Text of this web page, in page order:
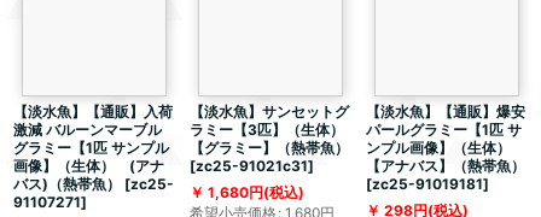
【淡水魚】【通販】入荷
激減 バルーンマーブル
グラミー【1匹 サンプル
画像】（生体） (アナ
バス)（熱帯魚）
[zc25-
91107271]
【淡水魚】サンセットグ
ラミー【3匹】（生体）
【グラミー】（熱帯魚）
[zc25-91021c31]
1,680円(税込)
希望小売価格: 1,680円
【淡水魚】【通販】爆安
パールグラミー【1匹 サ
ンプル画像】（生体）
【アナバス】（熱帯魚）
[zc25-91019181]
298円(税込)